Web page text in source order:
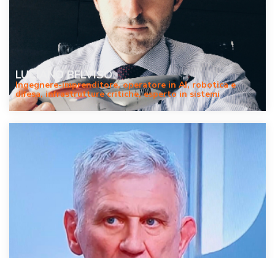
LUCIANO BELVISO
Ingegnere-imprenditore, operatore in AI, robotica e
difesa, infrastrutture critiche, esperto in sistemi
autonomi per settori strategici